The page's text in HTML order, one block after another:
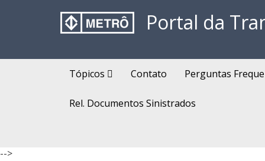
Portal da
Tópicos Contato Perguntas
Rel. Documentos Sinistrados
-->